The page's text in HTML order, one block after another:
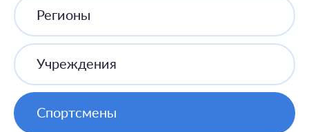
Регионы
Учреждения
Спортсмены